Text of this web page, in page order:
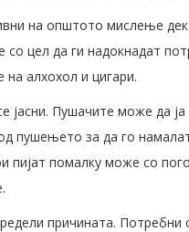
на општото мислење
со цел да ги надокнадат
алхохол и цигари.
јасни. Пушачите може да
пушењето за да го
пијат помалку може со
причината.